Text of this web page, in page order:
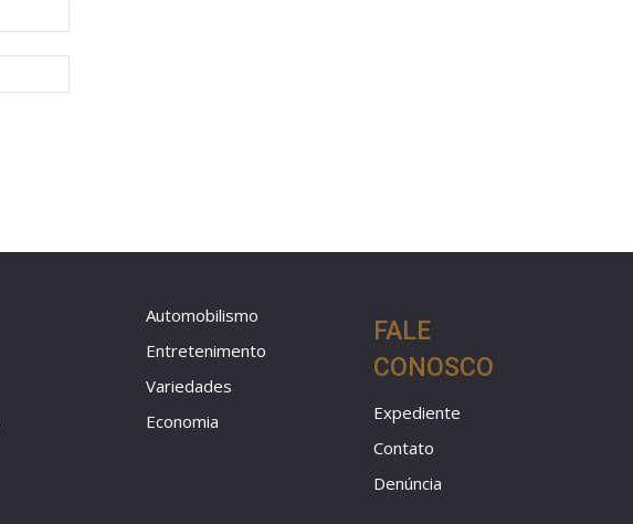
mail:
Automobilismo
Entretenimento
Variedades
Economia
FALE
CONOSCO
Expediente
Contato
Denúncia